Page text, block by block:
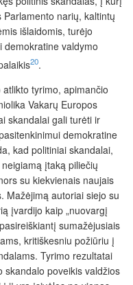
narių, kaltintų
išlaidomis, turėjo
demokratine valdymo
20.
tyrimo, apimančio
Vakarų Europos
skandalai gali turėti ir
demokratine
kad politiniai skandalai,
įtaką piliečių
su kiekvienais naujais
Mažėjimą autoriai siejo su
įvardijo kaip „nuovargį
sumažėjusiais
kritiškesniu požiūriu į
Tyrimo rezultatai
poveikis valdžios